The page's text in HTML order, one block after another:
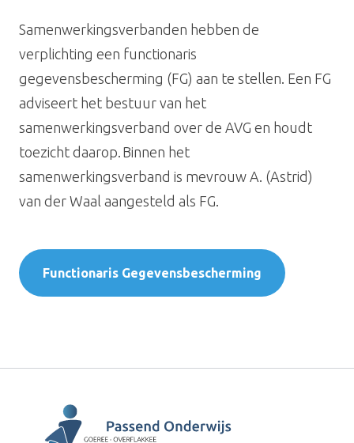
Samenwerkingsverbanden hebben de
verplichting een functionaris
gegevensbescherming (FG) aan te stellen. Een FG
adviseert het bestuur van het
samenwerkingsverband over de AVG en houdt
toezicht daarop. Binnen het
samenwerkingsverband is mevrouw A. (Astrid)
van der Waal aangesteld als FG.
Functionaris Gegevensbescherming